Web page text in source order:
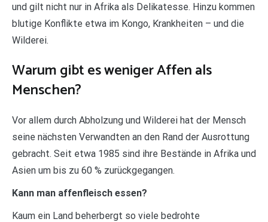
und gilt nicht nur in Afrika als Delikatesse. Hinzu kommen
blutige Konflikte etwa im Kongo, Krankheiten – und die
Wilderei.
Warum gibt es weniger Affen als
Menschen?
Vor allem durch Abholzung und Wilderei hat der Mensch
seine nächsten Verwandten an den Rand der Ausrottung
gebracht. Seit etwa 1985 sind ihre Bestände in Afrika und
Asien um bis zu 60 % zurückgegangen.
Kann man affenfleisch essen?
Kaum ein Land beherbergt so viele bedrohte